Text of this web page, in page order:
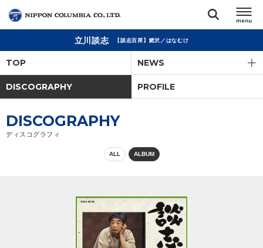
閉じる
アーティスト
立川談志 【談志百席】鰍沢／はなむけ
TOP NEWS
DISCOGRAPHY PROFILE
DISCOGRAPHY
ディスコグラフィ
ALL ALBUM